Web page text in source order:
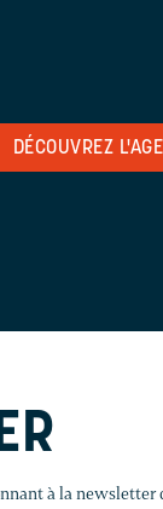
DÉCOUVREZ
à la newsletter